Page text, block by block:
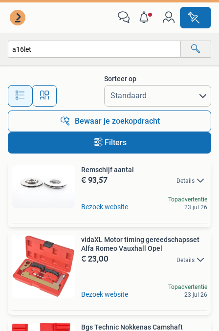
Alle afstanden…
Sorteer op
Bewaar je zoekopdracht
Filters
Remschijf aantal
€ 93,57 Details
Bezoek website
Topadvertentie
23 jul 26
vidaXL Motor timing gereedschapsset
Alfa Romeo Vauxhall Opel
€ 23,00 Details
Bezoek website
Topadvertentie
23 jul 26
Bgs Technic Nokkenas Camshaft